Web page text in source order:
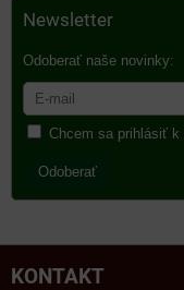
Newsletter
Odoberať naše novinky:
Chcem sa prihlásiť k
Odoberať
KONTAKT